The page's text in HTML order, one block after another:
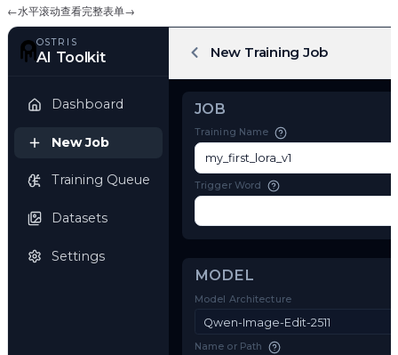
←水平滚动查看完整表单→
OSTRIS
AI Toolkit
New Job
Training Queue
JOB
Training Name